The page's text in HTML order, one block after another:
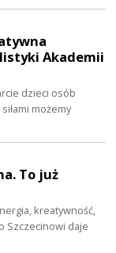
Akademii
dzieci osób
możemy
To już
kreatywność,
Szczecinowi daje